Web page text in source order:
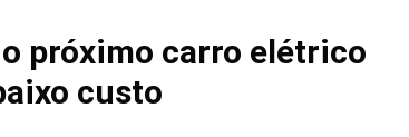
próximo carro elétrico
custo